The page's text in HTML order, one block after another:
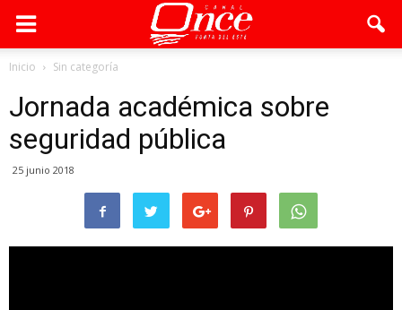
Inicio Sin categoría
Jornada académica sobre
seguridad pública
25 junio 2018